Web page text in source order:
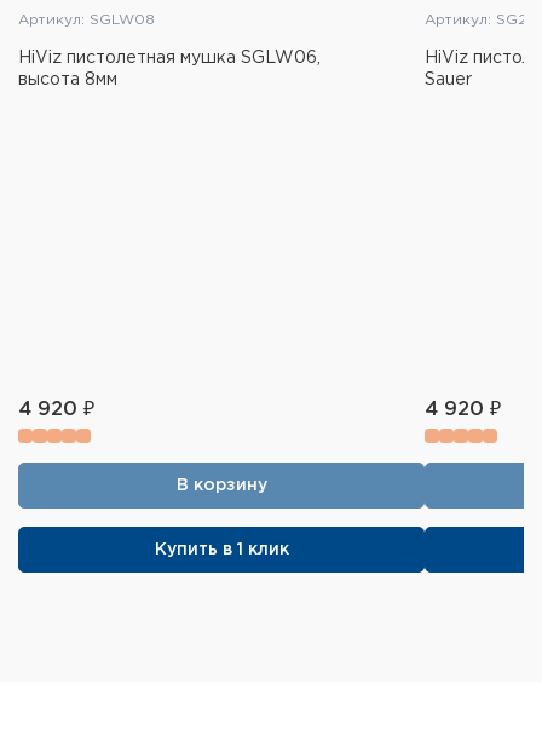
Артикул: SGLW08
HiViz пистолетная мушка SGLW06,
высота 8мм
4 920 ₽
В корзину
Купить в 1 клик
Артикул:
HiViz
Sauer
4 920 ₽